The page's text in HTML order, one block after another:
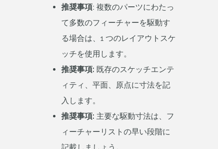
推奨事項ː 複数のパーツにわたっ
て多数のフィーチャーを駆動す
る場合は、1 つのレイアウトスケ
ッチを使用します。
推奨事項: 既存のスケッチエンテ
ィティ、平面、原点に寸法を記
入します。
推奨事項: 主要な駆動寸法は、フ
ィーチャーリストの早い段階に